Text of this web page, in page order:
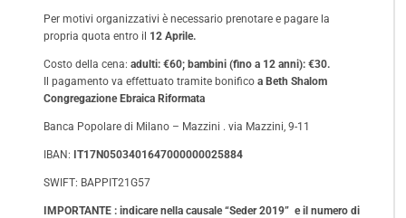
Per motivi organizzativi è necessario prenotare e pagare la
propria quota entro il 12 Aprile.
Costo della cena: adulti: €60; bambini (fino a 12 anni): €30.
Il pagamento va effettuato tramite bonifico a Beth Shalom
Congregazione Ebraica Riformata
Banca Popolare di Milano – Mazzini . via Mazzini, 9-11
IBAN: IT17N0503401647000000025884
SWIFT: BAPPIT21G57
IMPORTANTE : indicare nella causale “Seder 2019” e il numero di